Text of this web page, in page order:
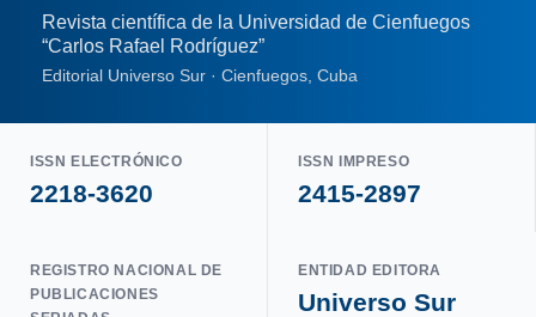
Revista científica de la Universidad de Cienfuegos
“Carlos Rafael Rodríguez”
Editorial Universo Sur · Cienfuegos, Cuba
ISSN ELECTRÓNICO
2218-3620
ISSN IMPRESO
2415-2897
REGISTRO NACIONAL DE
PUBLICACIONES
ENTIDAD EDITORA
Universo Sur